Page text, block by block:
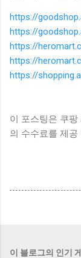
https://
https://
https://
https://
https://
이 포스팅은 쿠
의 수수료를 제공
이 블로그의 인기